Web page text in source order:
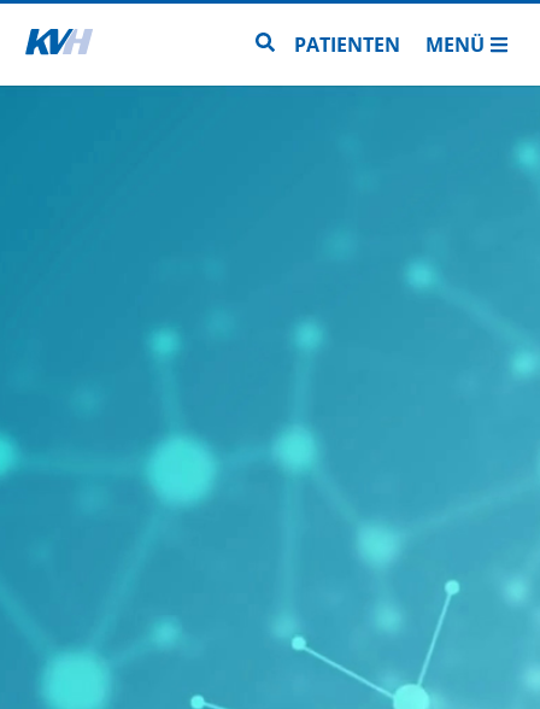
Zur Startseite Zur Seitensuche
PATIENTEN MENÜ